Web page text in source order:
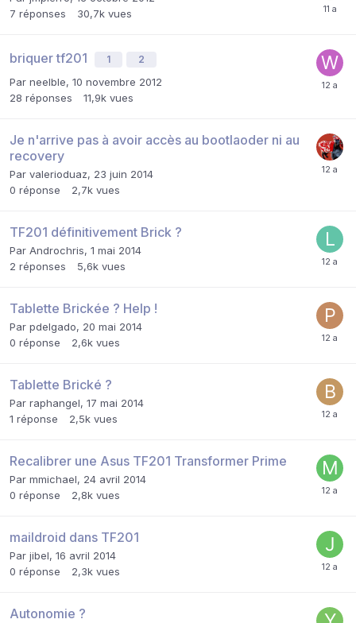
7 réponses 30,7k vues
briquer tf201 1 2
Par neelble, 10 novembre 2012
28 réponses 11,9k vues
Je n'arrive pas à avoir accès au bootlaoder ni au
recovery
Par valerioduaz, 23 juin 2014
0 réponse 2,7k vues
TF201 définitivement Brick ?
Par Androchris, 1 mai 2014
2 réponses 5,6k vues
Tablette Brickée ? Help !
Par pdelgado, 20 mai 2014
0 réponse 2,6k vues
Tablette Brické ?
Par raphangel, 17 mai 2014
1 réponse 2,5k vues
Recalibrer une Asus TF201 Transformer Prime
Par mmichael, 24 avril 2014
0 réponse 2,8k vues
maildroid dans TF201
Par jibel, 16 avril 2014
0 réponse 2,3k vues
Autonomie ?